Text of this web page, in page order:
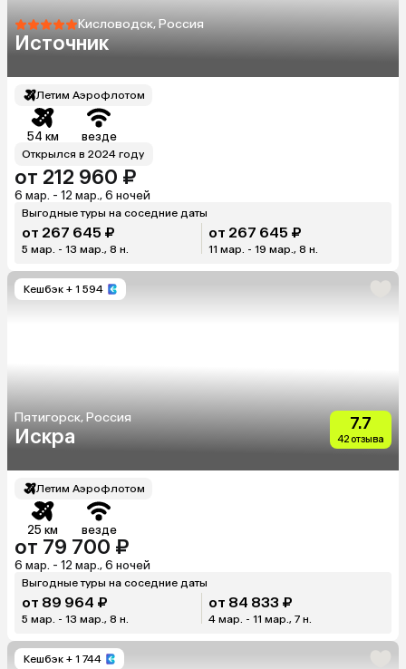
Кисловодск, Россия
Источник
Летим Аэрофлотом
54 км везде
Открылся в 2024 году
от 212 960 ₽
6 мар. - 12 мар., 6 ночей
Выгодные туры на соседние даты
от 267 645 ₽
5 мар. - 13 мар., 8 н.
от 267 645 ₽
11 мар. - 19 мар., 8 н.
Кешбэк + 1 594
Пятигорск, Россия
Искра
7.7
42 отзыва
Летим Аэрофлотом
25 км везде
от 79 700 ₽
6 мар. - 12 мар., 6 ночей
Выгодные туры на соседние даты
от 89 964 ₽
5 мар. - 13 мар., 8 н.
от 84 833 ₽
4 мар. - 11 мар., 7 н.
Кешбэк + 1 744